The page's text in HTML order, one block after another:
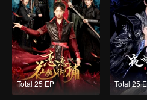
Total 25 EP Total 25